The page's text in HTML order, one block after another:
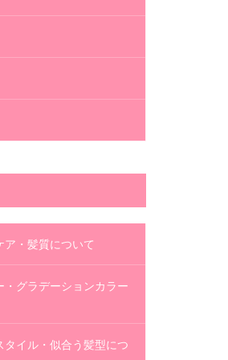
ア・髪質について
・グラデーションカラー
イル・似合う髪型につ